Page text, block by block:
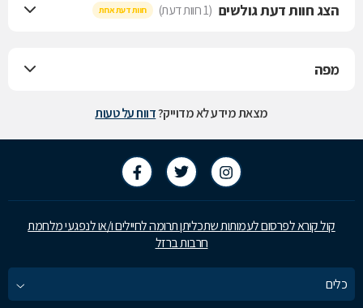
הצג חוות דעת גולשים (1 חוות דעת) חוות דעת אחת
מפה
מצאת מידע לא מדוייק?דווח על טעות
קול קורא לפרסום לעמותות שתכליתן תרומה לחיילים ו/או לנפגעי מלחמת
חרבות ברזל
כלים